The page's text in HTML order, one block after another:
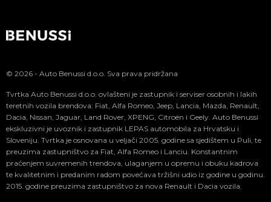
© 2026 - Auto Benussi d.o.o. Sva prava pridržana
Tvrtka Auto Benussi d.o.o. ovlašteni je zastupnik i serviser osobnih i lakih
teretnih vozila brendova: Fiat, Alfa Romeo, Jeep, Lancia, Mazda, Renault,
Dacia, Nissan, Jaguar, Land Rover, XPENG, Citroën i Geely. Auto Benussi
ekskluzivni je uvoznik i zastupnik LEPAS automobila za Hrvatsku i
Sloveniju. Tvrtka je osnovana u veljači 2005. godine sa sjedištem u Puli, te
preuzima zastupništvo za Fiat, Alfa Romeo i Lanciu. Konstantnim
praćenjem suvremenih trendova, ulaganjem u opremu i obuku kadrova
te kvalitetnim i predanim radom povećava tržišni udio iz godine u godinu.
2015. godine preuzima zastupništvo za nova Renault i Dacia vozila.